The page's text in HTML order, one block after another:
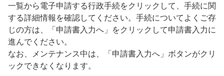
一覧から電子申請する行政手続をクリックして、手続に関
する詳細情報を確認してください。手続についてよくご存
じの方は、「申請書入力へ」をクリックして申請書入力に
進んでください。
なお、メンテナンス中は、「申請書入力へ」ボタンがクリ
ックできなくなります。